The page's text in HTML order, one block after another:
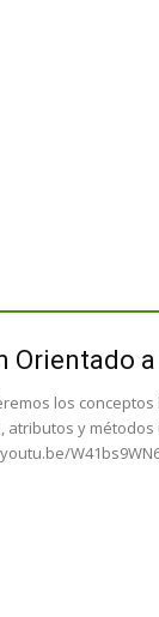
Orientado
los conceptos
atributos y